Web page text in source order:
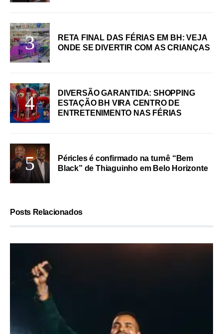
RETA FINAL DAS FÉRIAS EM BH: VEJA
ONDE SE DIVERTIR COM AS CRIANÇAS
DIVERSÃO GARANTIDA: SHOPPING
ESTAÇÃO BH VIRA CENTRO DE
ENTRETENIMENTO NAS FÉRIAS
Péricles é confirmado na turnê “Bem
Black” de Thiaguinho em Belo Horizonte
Posts Relacionados